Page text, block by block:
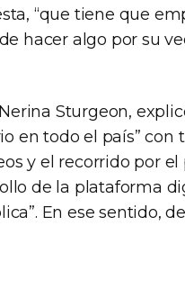
“que tiene que
hacer algo por su
Sturgeon,
en todo el país” con
y el recorrido por el
de la plataforma
En ese sentido,